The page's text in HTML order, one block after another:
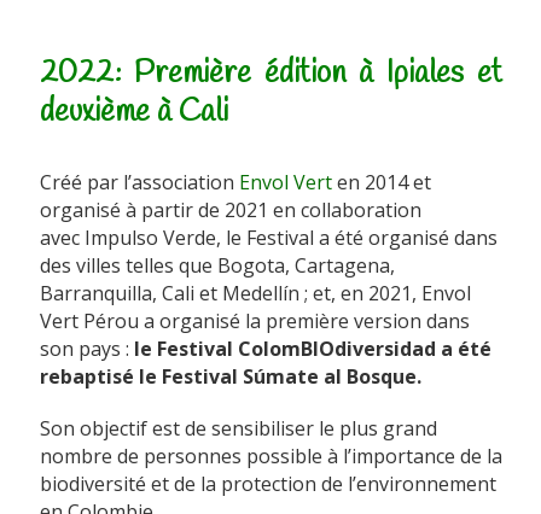
2022: Première édition à Ipiales et
deuxième à Cali
Créé par l’association Envol Verten 2014 et
organisé à partir de 2021 en collaboration
avec Impulso Verde, le Festival a été organisé dans
des villes telles que Bogota, Cartagena,
Barranquilla, Cali et Medellín ; et, en 2021, Envol
Vert Pérou a organisé la première version dans
son pays : le Festival ColomBIOdiversidad a été
rebaptisé le Festival Súmate al Bosque.
Son objectif est de sensibiliser le plus grand
nombre de personnes possible à l’importance de la
biodiversité et de la protection de l’environnement